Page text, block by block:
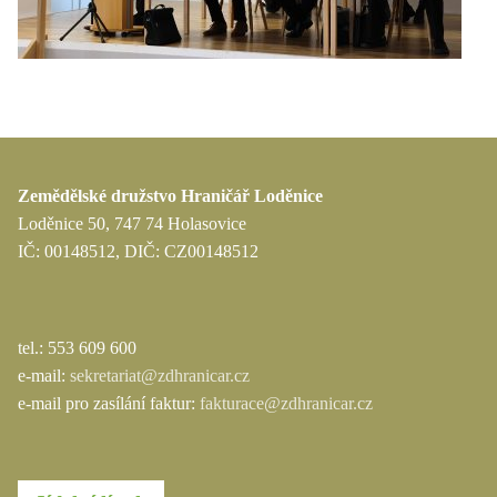
Zemědělské družstvo Hraničář Loděnice
Loděnice 50, 747 74 Holasovice
IČ: 00148512, DIČ: CZ00148512
tel.: 553 609 600
e-mail: sekretariat@zdhranicar.cz
e-mail pro zasílání faktur: fakturace@zdhranicar.cz